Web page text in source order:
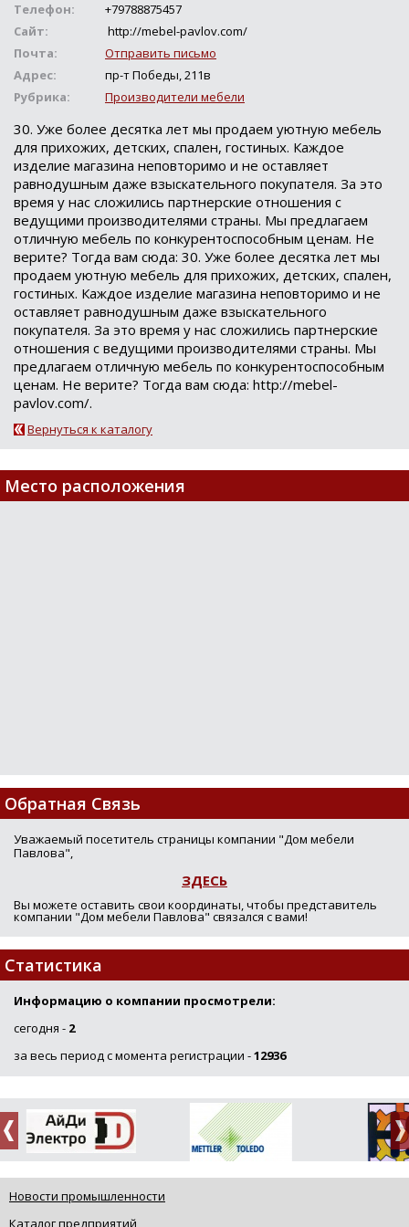
Телефон:
+79788875457
Сайт:
http://mebel-pavlov.com/
Почта:
Отправить письмо
Адрес:
пр-т Победы, 211в
Рубрика:
Производители мебели
30. Уже более десятка лет мы продаем уютную мебель
для прихожих, детских, спален, гостиных. Каждое
изделие магазина неповторимо и не оставляет
равнодушным даже взыскательного покупателя. За это
время у нас сложились партнерские отношения с
ведущими производителями страны. Мы предлагаем
отличную мебель по конкурентоспособным ценам. Не
верите? Тогда вам сюда: 30. Уже более десятка лет мы
продаем уютную мебель для прихожих, детских, спален,
гостиных. Каждое изделие магазина неповторимо и не
оставляет равнодушным даже взыскательного
покупателя. За это время у нас сложились партнерские
отношения с ведущими производителями страны. Мы
предлагаем отличную мебель по конкурентоспособным
ценам. Не верите? Тогда вам сюда: http://mebel-
pavlov.com/.
Вернуться к каталогу
Место расположения
Обратная Связь
Уважаемый посетитель страницы компании "Дом мебели
Павлова",
ЗДЕСЬ
Вы можете оставить свои координаты, чтобы представитель
компании "Дом мебели Павлова" связался с вами!
Статистика
Информацию о компании просмотрели:
сегодня - 2
за весь период с момента регистрации -12936
Новости промышленности
Каталог предприятий